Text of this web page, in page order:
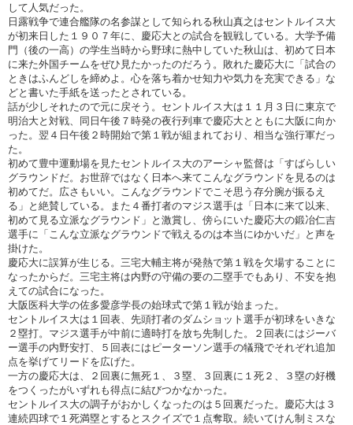
して人気だった。
日露戦争で連合艦隊の名参謀として知られる秋山真之はセントルイス大
が初来日した１９０７年に、慶応大との試合を観戦している。大学予備
門（後の一高）の学生当時から野球に熱中していた秋山は、初めて日本
に来た外国チームをぜひ見たかったのだろう。敗れた慶応大に「試合の
ときはふんどしを締めよ。心を落ち着かせ知力や気力を充実できる」な
どと書いた手紙を送ったとされている。
話が少しそれたので元に戻そう。セントルイス大は１１月３日に東京で
明治大と対戦、同日午後７時発の夜行列車で慶応大とともに大阪に向か
った。翌４日午後２時開始で第１戦が組まれており、相当な強行軍だっ
た。
初めて豊中運動場を見たセントルイス大のアーシャ監督は「すばらしい
グラウンドだ。お世辞ではなく日本へ来てこんなグラウンドを見るのは
初めてだ。広さもいい。こんなグラウンドでこそ思う存分腕が振るえ
る」と絶賛している。また４番打者のマジス選手は「日本に来て以来、
初めて見る立派なグラウンド」と激賞し、傍らにいた慶応大の鍛冶仁吉
選手に「こんな立派なグラウンドで戦えるのは本当にゆかいだ」と声を
掛けた。
慶応大に誤算が生じる。三宅大輔主将が発熱で第１戦を欠場することに
なったからだ。三宅主将は内野の守備の要の二塁手でもあり、不安を抱
えての試合になった。
大阪医科大学の佐多愛彦学長の始球式で第１戦が始まった。
セントルイス大は１回表、先頭打者のダムショット選手が初球をいきな
２塁打。マジス選手が中前に適時打を放ち先制した。２回表にはジーバ
ー選手の内野安打、５回表にはピーターソン選手の犠飛でそれぞれ追加
点を挙げてリードを広げた。
一方の慶応大は、２回裏に無死１、３塁、３回裏に１死２、３塁の好機
をつくったがいずれも得点に結びつかなかった。
セントルイス大の調子がおかしくなったのは５回裏だった。慶応大は３
連続四球で１死満塁とするとスクイズで１点奪取。続いてけん制ミスな